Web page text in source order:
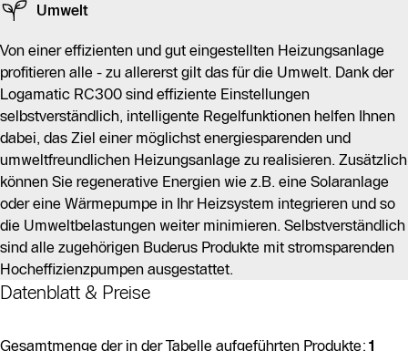
Umwelt
Von einer effizienten und gut eingestellten Heizungsanlage
profitieren alle - zu allererst gilt das für die Umwelt. Dank der
Logamatic RC300 sind effiziente Einstellungen
selbstverständlich, intelligente Regelfunktionen helfen Ihnen
dabei, das Ziel einer möglichst energiesparenden und
umweltfreundlichen Heizungsanlage zu realisieren. Zusätzlich
können Sie regenerative Energien wie z.B. eine Solaranlage
oder eine Wärmepumpe in Ihr Heizsystem integrieren und so
die Umweltbelastungen weiter minimieren. Selbstverständlich
sind alle zugehörigen Buderus Produkte mit stromsparenden
Hocheffizienzpumpen ausgestattet.
Datenblatt & Preise
Gesamtmenge der in der Tabelle aufgeführten Produkte: 1